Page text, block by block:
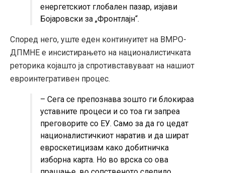
енергетскиот глобален пазар, изјави
Бојаровски за „Фронтлајн“.
Според него, уште еден континуитет на ВМРО-
ДПМНЕ е инсистирањето на националистичката
реторика којашто ја спротивставуваат на нашиот
евроинтегративен процес.
– Сега се препознава зошто ги блокираа
уставните процеси и со тоа ги запреа
преговорите со ЕУ. Само за да го цедат
националистичкиот наратив и да шират
евроскетицизам како добитничка
изборна карта. Но во врска со ова